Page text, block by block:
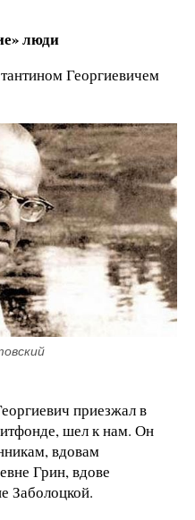
люди
Георгиевичем
приезжал в
шел к нам. Он
вдовам
Грин, вдове
Заболоцкой.